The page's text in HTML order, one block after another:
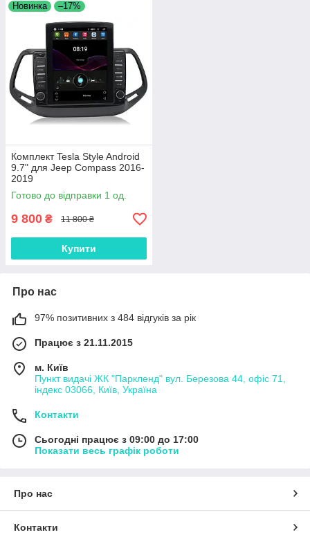
Новинка –17%
Комплект Tesla Style Android
9.7" для Jeep Compass 2016-
2019
Готово до відправки 1 од.
9 800 ₴ 11 800 ₴
Купити
Про нас
97% позитивних з 484 відгуків за рік
Працює з 21.11.2015
м. Київ
Пункт видачі ЖК "Паркленд" вул. Березова 44, офіс 71,
індекс 03066, Київ, Україна
Контакти
Сьогодні працює з 09:00 до 17:00
Показати весь графік роботи
Про нас
Контакти